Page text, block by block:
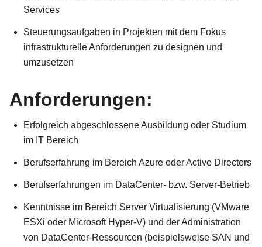
Services
Steuerungsaufgaben in Projekten mit dem Fokus
infrastrukturelle Anforderungen zu designen und
umzusetzen
Anforderungen:
Erfolgreich abgeschlossene Ausbildung oder Studium
im IT Bereich
Berufserfahrung im Bereich Azure oder Active Directors
Berufserfahrungen im DataCenter- bzw. Server-Betrieb
Kenntnisse im Bereich Server Virtualisierung (VMware
ESXi oder Microsoft Hyper-V) und der Administration
von DataCenter-Ressourcen (beispielsweise SAN und